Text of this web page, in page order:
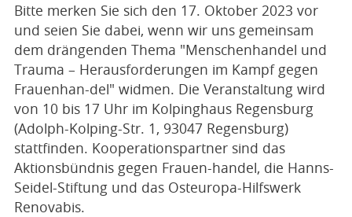
Bitte merken Sie sich den 17. Oktober 2023 vor
und seien Sie dabei, wenn wir uns gemeinsam
dem drängenden Thema "Menschenhandel und
Trauma – Herausforderungen im Kampf gegen
Frauenhan-del" widmen. Die Veranstaltung wird
von 10 bis 17 Uhr im Kolpinghaus Regensburg
(Adolph-Kolping-Str. 1, 93047 Regensburg)
stattfinden. Kooperationspartner sind das
Aktionsbündnis gegen Frauen-handel, die Hanns-
Seidel-Stiftung und das Osteuropa-Hilfswerk
Renovabis.